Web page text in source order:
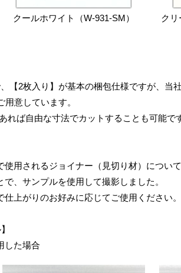
クールホワイト（W-931-SM） クリ
【2枚入り】が基本の梱包仕様ですが、当
意しています。
れば自由な寸法でカットすることも可能で
使用されるジョイナー（見切り材）につい
、サンプルを使用して撮影しました。
上がりのお好みに応じてご使用ください。
した場合